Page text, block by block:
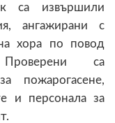
са извършили
ангажирани с
хора по повод
Проверени са
пожарогасене,
и персонала за